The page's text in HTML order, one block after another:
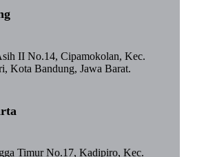
II No.14, Cipamokolan, Kec.
Kota Bandung, Jawa Barat.
Timur No.17, Kadipiro, Kec.